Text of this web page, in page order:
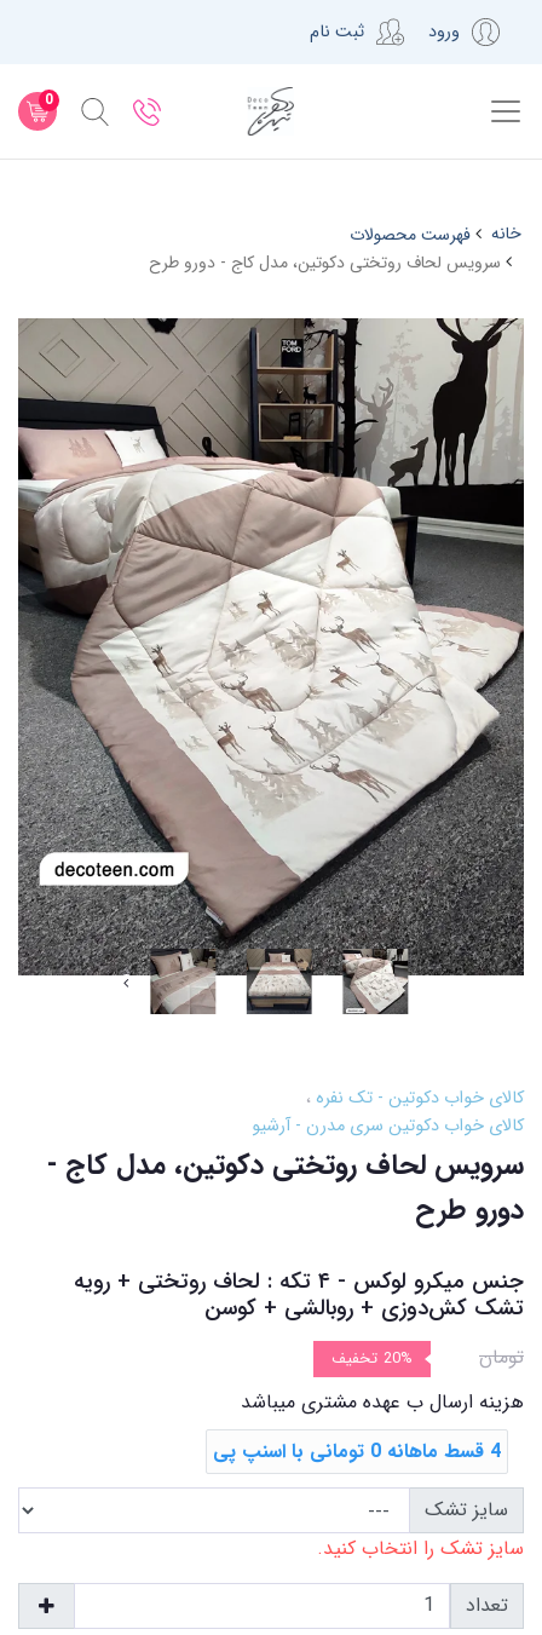
ورود ثبت نام
0
خانه
فهرست محصولات
سرویس لحاف روتختی دکوتین، مدل کاج - دورو طرح
کالای خواب دکوتین - تک نفره
کالای خواب دکوتین سری مدرن - آرشیو
سرویس لحاف روتختی دکوتین، مدل کاج -
دورو طرح
جنس میکرو لوکس - ۴ تکه : لحاف روتختی + رویه
تشک ‌کش‌دوزی + روبالشی + کوسن
تومان 20% تخفیف
هزینه ارسال ب عهده مشتری میباشد
4 قسط ماهانه 0 تومانی با اسنپ ‌پی
سایز تشک
سایز تشک را انتخاب کنید.
تعداد